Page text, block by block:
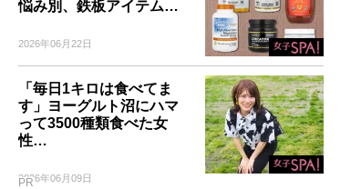
悩み別、鉄板アイテム…
2026年06月22日
「毎日1キロは食べてま
す」ヨーグルト沼にハマ
って3500種類食べた女
性…
2026年06月09日
PR